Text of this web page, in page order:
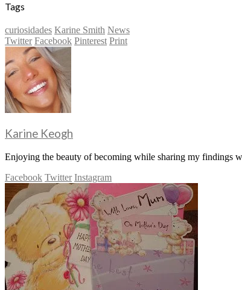
Tags
curiosidades Karine Smith News
Twitter Facebook Pinterest Print
Karine Keogh
Enjoying the beauty of becoming while sharing my findings
Facebook Twitter Instagram